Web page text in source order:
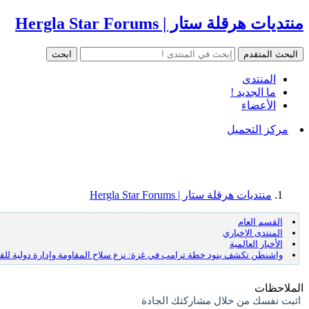
منتديات هرقلة ستار | Hergla Star Forums
المنتدى
ما الجديد !
الأعضاء
مركز التحميل
منتديات هرقلة ستار | Hergla Star Forums
القسم العام
المنتدى الإخباري
الأخبار العالمية
واشنطن تكشف بنود خطة ترامب في غزة: نزع سلاح المقاومة وإدارة دولية
الملاحظات
اثبت نفسك من خلال مشاركتك الجادة